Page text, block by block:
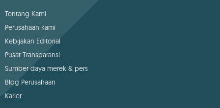
Tentang Kami
Perusahaan kami
Kebijakan Editorial
Pusat Transparansi
Sumber daya merek & pers
Blog Perusahaan
Karier